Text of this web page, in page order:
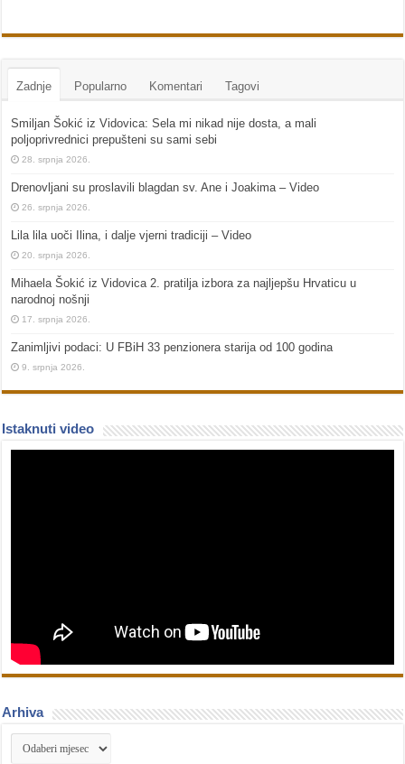
Zadnje Popularno Komentari Tagovi
Smiljan Šokić iz Vidovica: Sela mi nikad nije dosta, a mali
poljoprivrednici prepušteni su sami sebi
28. srpnja 2026.
Drenovljani su proslavili blagdan sv. Ane i Joakima – Video
26. srpnja 2026.
Lila lila uoči Ilina, i dalje vjerni tradiciji – Video
20. srpnja 2026.
Mihaela Šokić iz Vidovica 2. pratilja izbora za najljepšu Hrvaticu u
narodnoj nošnji
17. srpnja 2026.
Zanimljivi podaci: U FBiH 33 penzionera starija od 100 godina
9. srpnja 2026.
Istaknuti video
Arhiva
Arhiva